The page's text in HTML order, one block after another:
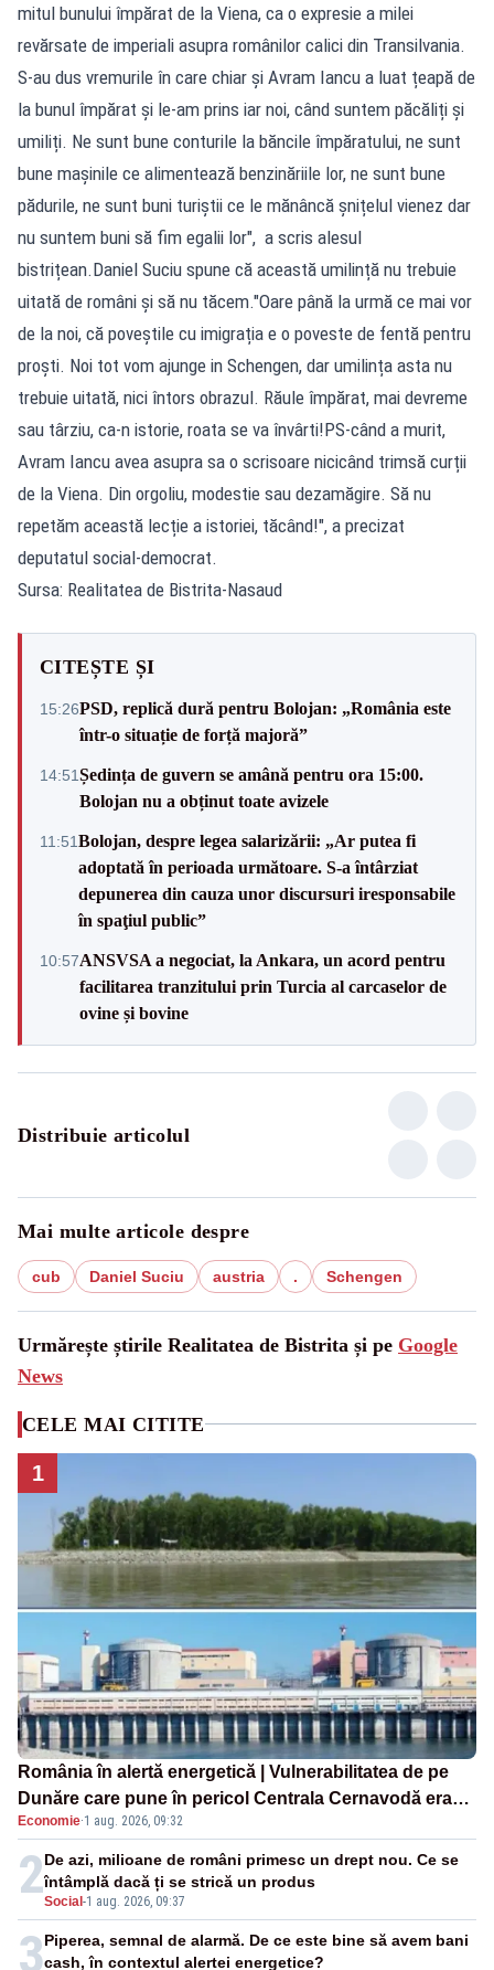
mitul bunului împărat de la Viena, ca o expresie a milei
revărsate de imperiali asupra românilor calici din Transilvania.
S-au dus vremurile în care chiar și Avram Iancu a luat țeapă de
la bunul împărat și le-am prins iar noi, când suntem păcăliți și
umiliți. Ne sunt bune conturile la băncile împăratului, ne sunt
bune mașinile ce alimentează benzinăriile lor, ne sunt bune
pădurile, ne sunt buni turiștii ce le mănâncă șnițelul vienez dar
nu suntem buni să fim egalii lor", a scris alesul
bistrițean.Daniel Suciu spune că această umilință nu trebuie
uitată de români și să nu tăcem."Oare până la urmă ce mai vor
de la noi, că poveștile cu imigrația e o poveste de fentă pentru
proști. Noi tot vom ajunge in Schengen, dar umilința asta nu
trebuie uitată, nici întors obrazul. Răule împărat, mai devreme
sau târziu, ca-n istorie, roata se va învârti!PS-când a murit,
Avram Iancu avea asupra sa o scrisoare nicicând trimsă curții
de la Viena. Din orgoliu, modestie sau dezamăgire. Să nu
repetăm această lecție a istoriei, tăcând!", a precizat
deputatul social-democrat.
Sursa: Realitatea de Bistrita-Nasaud
CITEȘTE ȘI
15:26PSD, replică dură pentru Bolojan: „România este
într-o situație de forță majoră”
14:51Ședința de guvern se amână pentru ora 15:00.
Bolojan nu a obținut toate avizele
11:51Bolojan, despre legea salarizării: „Ar putea fi
adoptată în perioada următoare. S-a întârziat
depunerea din cauza unor discursuri iresponsabile
în spaţiul public”
10:57ANSVSA a negociat, la Ankara, un acord pentru
facilitarea tranzitului prin Turcia al carcaselor de
ovine și bovine
Distribuie articolul
Mai multe articole despre
cub Daniel Suciu austria . Schengen
Urmărește știrile Realitatea de Bistrita și pe Google
News
CELE MAI CITITE
1
România în alertă energetică | Vulnerabilitatea de pe
Dunăre care pune în pericol Centrala Cernavodă era
cunoscută de pe vremea lui Ceaușescu
Economie·1 aug. 2026, 09:32
2Social -1 aug. 2026, 09:37
De azi, milioane de români primesc un drept nou. Ce se
întâmplă dacă ți se strică un produs
3Piperea, semnal de alarmă. De ce este bine să avem bani
cash, în contextul alertei energetice?